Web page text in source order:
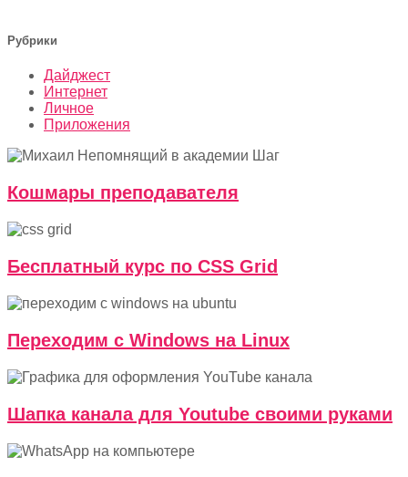
Рубрики
Дайджест
Интернет
Личное
Приложения
Кошмары преподавателя
Бесплатный курс по CSS Grid
Переходим с Windows на Linux
Шапка канала для Youtube своими руками